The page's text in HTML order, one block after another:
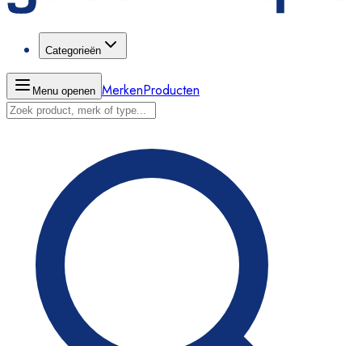
Categorieën
Menu openen MerkenProducten